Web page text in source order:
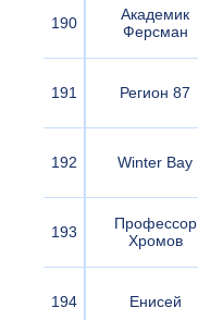
190
Академик
Ферсман
191 Регион 87
192 Winter Bay
193
Профессор
Хромов
194 Енисей